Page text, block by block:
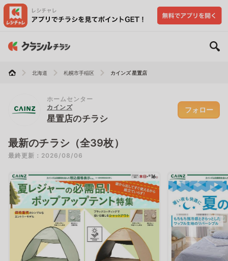
北海道 札幌市手稲区 カインズ 星置店
ホームセンター
カインズ
星置店のチラシ
フォロー
最新のチラシ（全39枚）
最終更新：2026/08/06